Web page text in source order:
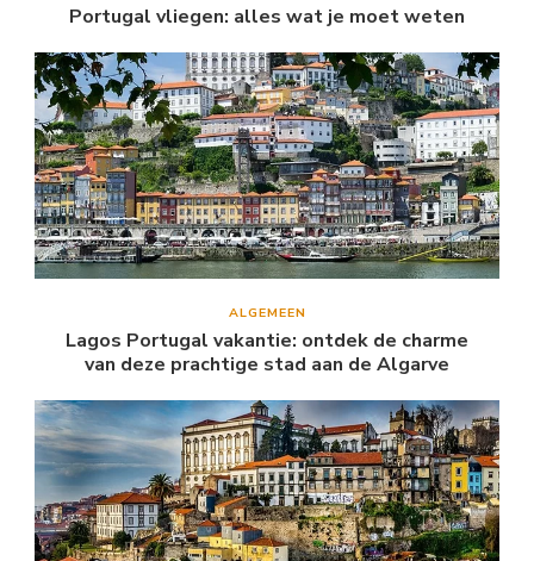
Portugal vliegen: alles wat je moet weten
ALGEMEEN
Lagos Portugal vakantie: ontdek de charme
van deze prachtige stad aan de Algarve